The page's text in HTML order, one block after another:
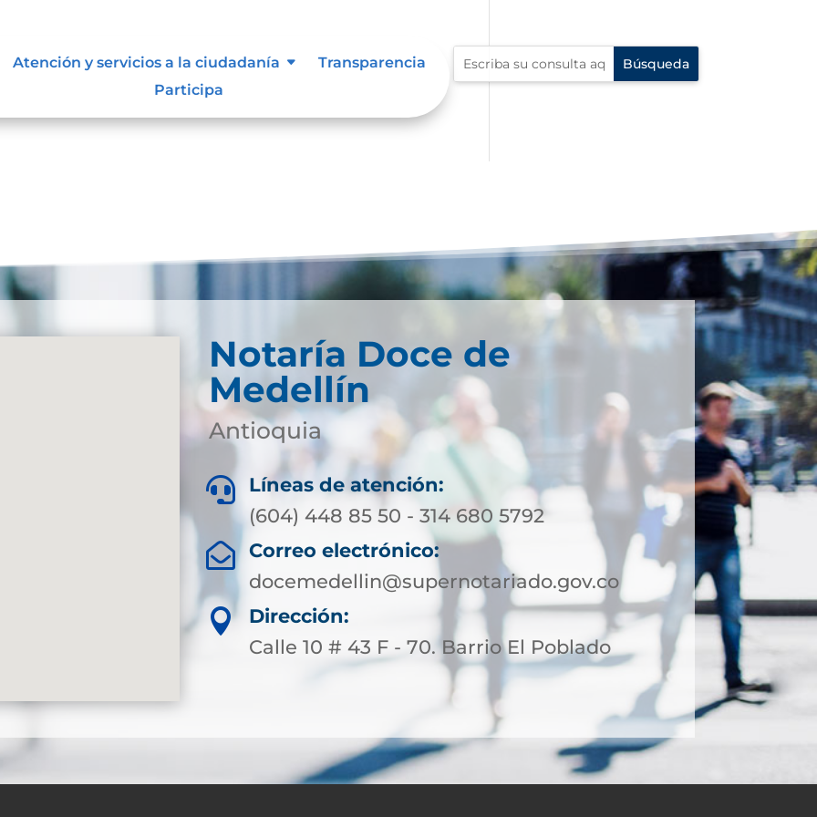
Atención y servicios a la ciudadanía
Transparencia
Participa
Notaría Doce de
Medellín
Antioquia

Líneas de atención:
(604) 448 85 50 - 314 680 5792

Correo electrónico:
docemedellin@supernotariado.gov.co

Dirección:
Calle 10 # 43 F - 70. Barrio El Poblado